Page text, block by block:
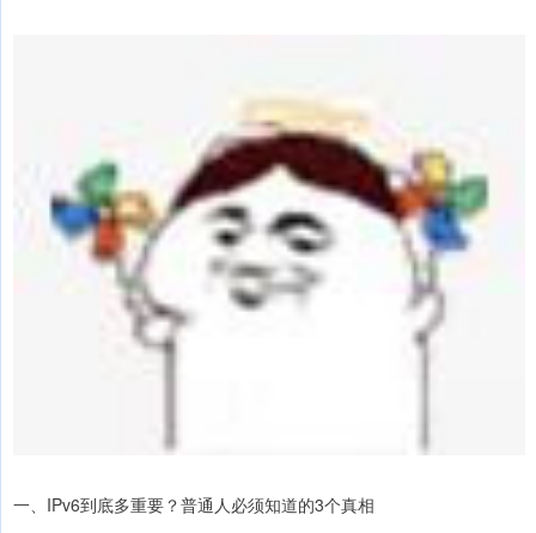
一、IPv6到底多重要？普通人必须知道的3个真相